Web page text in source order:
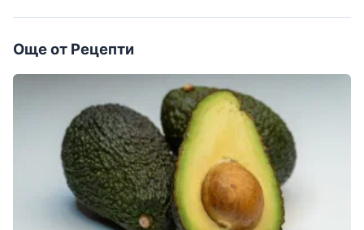
Още от Рецепти